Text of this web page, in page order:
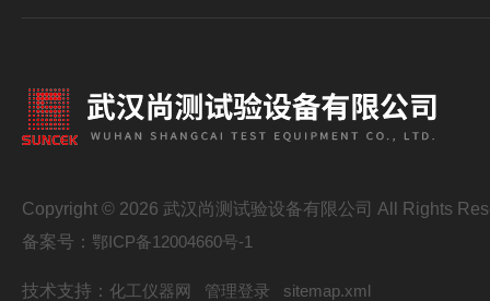
Copyright © 2026 武汉尚测试验设备有限公司 All Rights
备案号： 鄂ICP备12004660号-1
技术支持： 化工仪器网 管理登录 sitemap.xml